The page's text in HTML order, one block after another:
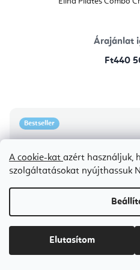
A cookie-kat azért használjuk,
szolgáltatásokat nyújthassuk
Elutasítom
Árajánlat
Ft440
Bestseller